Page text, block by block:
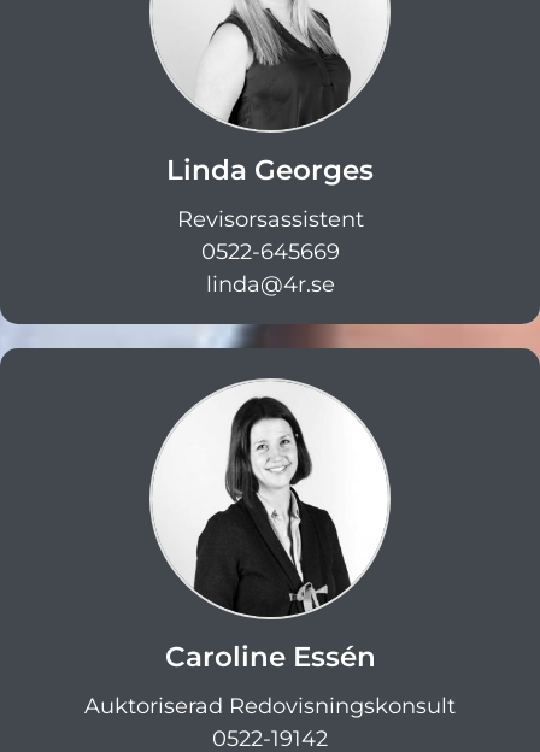
Linda Georges
Revisorsassistent
0522-645669
linda@4r.se
Caroline Essén
Auktoriserad Redovisningskonsult
0522-19142